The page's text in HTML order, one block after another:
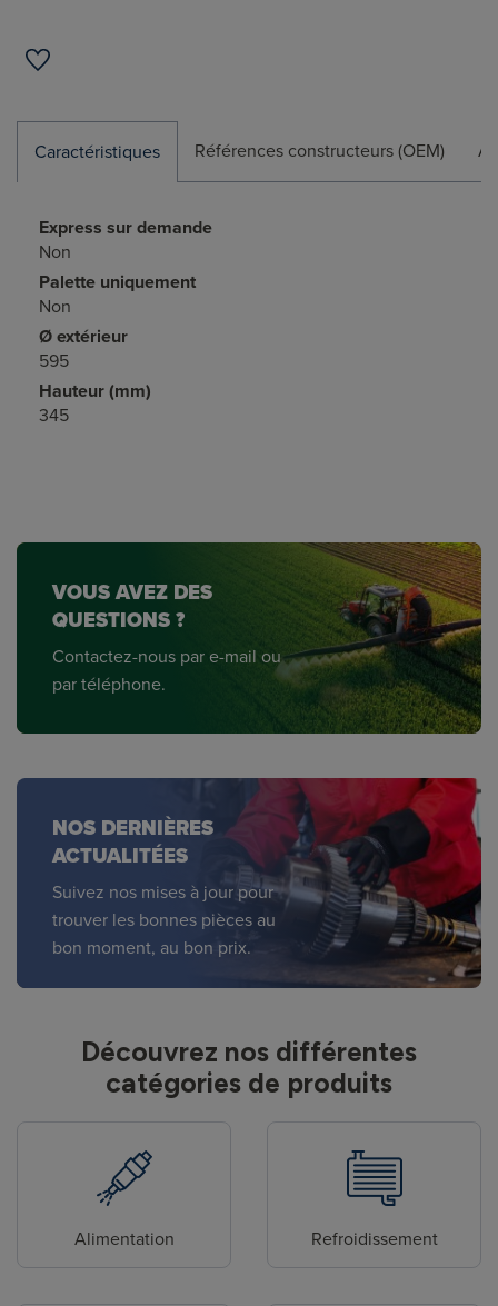
Caractéristiques Références constructeurs (OEM)
Express sur demande
Non
Palette uniquement
Non
Ø extérieur
595
Hauteur (mm)
345
VOUS AVEZ DES
QUESTIONS ?
Contactez-nous par e-mail ou
par téléphone.
NOS DERNIÈRES
ACTUALITÉES
Suivez nos mises à jour pour
trouver les bonnes pièces au
bon moment, au bon prix.
Découvrez nos différentes
catégories de produits
Alimentation Refroidissement